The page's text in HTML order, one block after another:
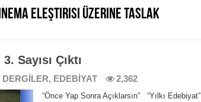
Eleştirisi Üzerine Taslak
Sayısı Çıktı
DERGİLER, EDEBİYAT 2,362
“Önce Yap Sonra Açıklarsın” “Yılkı Edebiyat”